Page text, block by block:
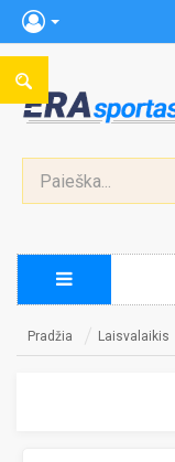
Pradžia Laisvalaikis